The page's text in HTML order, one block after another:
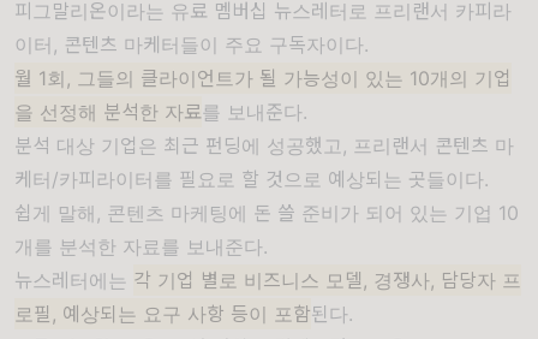
피그말리온이라는 유료 멤버십 뉴스레터로 프리랜서 카피라
이터, 콘텐츠 마케터들이 주요 구독자이다.
월 1회, 그들의 클라이언트가 될 가능성이 있는 10개의 기업
을 선정해 분석한 자료를 보내준다.
분석 대상 기업은 최근 펀딩에 성공했고, 프리랜서 콘텐츠 마
케터/카피라이터를 필요로 할 것으로 예상되는 곳들이다.
쉽게 말해, 콘텐츠 마케팅에 돈 쓸 준비가 되어 있는 기업 10
개를 분석한 자료를 보내준다.
뉴스레터에는 각 기업 별로 비즈니스 모델, 경쟁사, 담당자 프
로필, 예상되는 요구 사항 등이 포함된다.